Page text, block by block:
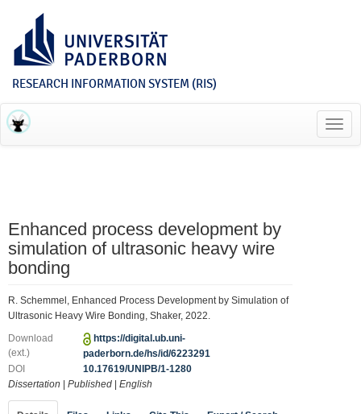
RESEARCH INFORMATION SYSTEM (RIS)
Enhanced process development by
simulation of ultrasonic heavy wire
bonding
R. Schemmel, Enhanced Process Development by Simulation of
Ultrasonic Heavy Wire Bonding, Shaker, 2022.
Download
(ext.)
https://digital.ub.uni-
paderborn.de/hs/id/6223291
DOI
10.17619/UNIPB/1-1280
Dissertation
Published English